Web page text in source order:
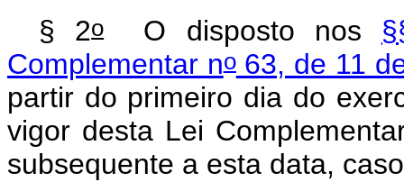
§ 2oO disposto nos
Complementar no63, de 11
partir do primeiro dia do
vigor desta Lei
subsequente a esta data,